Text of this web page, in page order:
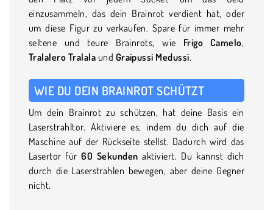
einzusammeln, das dein Brainrot verdient hat, oder
um diese Figur zu verkaufen. Spare für immer mehr
seltene und teure Brainrots, wie Frigo Camelo,
Tralalero Tralala und Graipussi Medussi.
WIE DU DEIN BRAINROT SCHÜTZT
Um dein Brainrot zu schützen, hat deine Basis ein
Laserstrahltor. Aktiviere es, indem du dich auf die
Maschine auf der Rückseite stellst. Dadurch wird das
Lasertor für60 Sekunden aktiviert. Du kannst dich
durch die Laserstrahlen bewegen, aber deine Gegner
nicht.